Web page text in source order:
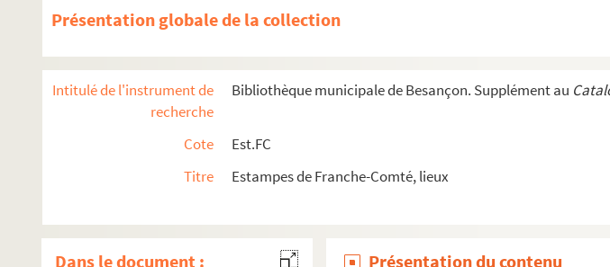
Présentation globale de la collection
Intitulé de l'instrument de
recherche
Bibliothèque municipale de Besançon. Supplément au
Cote
Est.FC
Titre
Estampes de Franche-Comté, lieux
Dans le document :
EST.FC.G.11. Cheminée de l'hôtel du Cardinal de Jouffroi, ancienne maison du Bailli à Luxeuil :
EST.FC.M.35. Le chêne d'Ornans
EST.FC.M.87. Le Christ sur la Croix
EST.FC.345. Cimetière de Varsognes (Haute-Saône)
EST.FC.M.59. Le citoyen Courbet par Bertall
Présentation du contenu